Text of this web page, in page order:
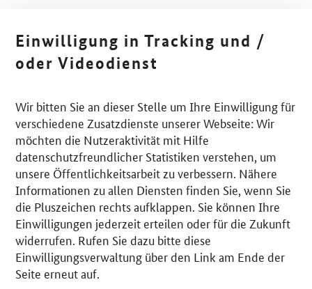
Einwilligung in Tracking und /
oder Videodienst
Wir bitten Sie an dieser Stelle um Ihre Einwilligung für
verschiedene Zusatzdienste unserer Webseite: Wir
möchten die Nutzeraktivität mit Hilfe
datenschutzfreundlicher Statistiken verstehen, um
unsere Öffentlichkeitsarbeit zu verbessern. Nähere
Informationen zu allen Diensten finden Sie, wenn Sie
die Pluszeichen rechts aufklappen. Sie können Ihre
Einwilligungen jederzeit erteilen oder für die Zukunft
widerrufen. Rufen Sie dazu bitte diese
Einwilligungsverwaltung über den Link am Ende der
Seite erneut auf.